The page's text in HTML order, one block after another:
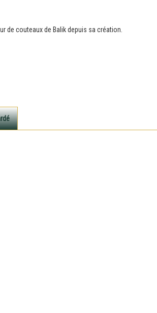
de couteaux de Balik depuis sa création.